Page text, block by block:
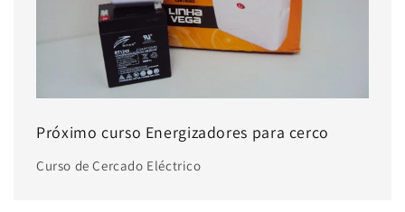
Próximo curso Energizadores para cerco
Curso de Cercado Eléctrico